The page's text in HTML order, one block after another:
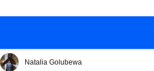
Natalia Golubewa